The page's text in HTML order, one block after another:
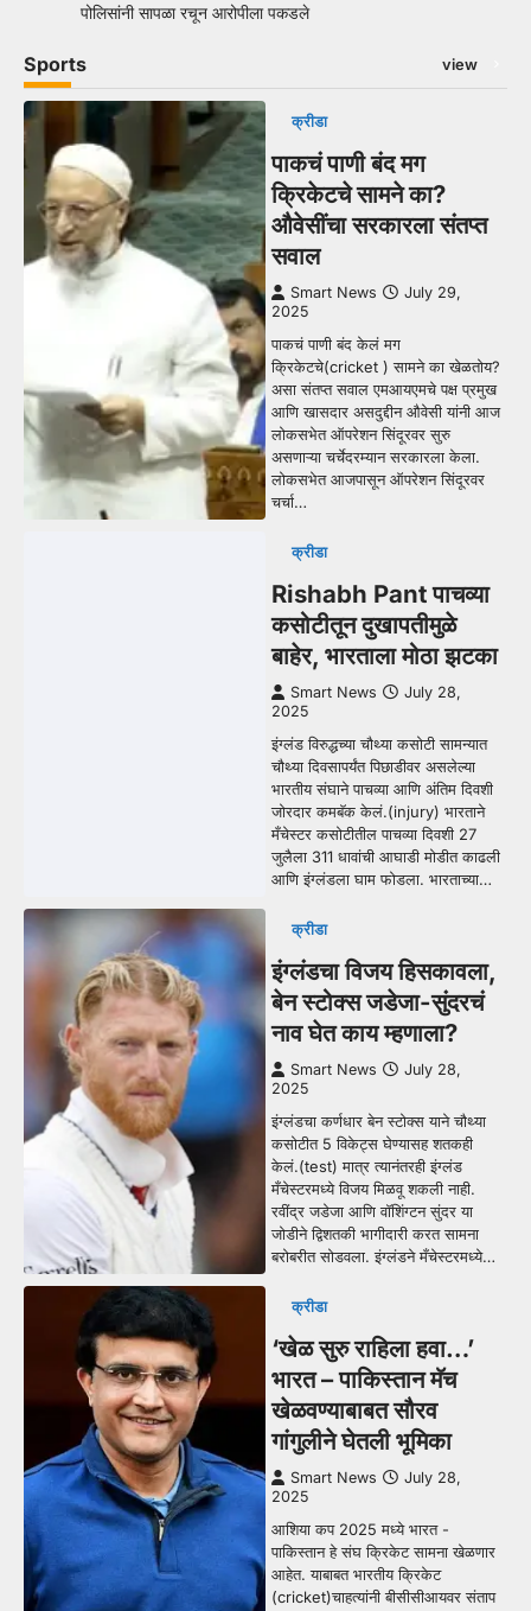
पोलिसांनी सापळा रचून आरोपीला पकडले
Sports view
क्रीडा
पाकचं पाणी बंद मग
क्रिकेटचे सामने का?
औवेसींचा सरकारला संतप्त
सवाल
Smart News
July 29,
2025
पाकचं पाणी बंद केलं मग
क्रिकेटचे(cricket ) सामने का खेळतोय?
असा संतप्त सवाल एमआयएमचे पक्ष प्रमुख
आणि खासदार असदुद्दीन औवेसी यांनी आज
लोकसभेत ऑपरेशन सिंदूरवर सुरु
असणाऱ्या चर्चेदरम्यान सरकारला केला.
लोकसभेत आजपासून ऑपरेशन सिंदूरवर
चर्चा…
क्रीडा
Rishabh Pant पाचव्या
कसोटीतून दुखापतीमुळे
बाहेर, भारताला मोठा झटका
Smart News
July 28,
2025
इंग्लंड विरुद्धच्या चौथ्या कसोटी सामन्यात
चौथ्या दिवसापर्यंत पिछाडीवर असलेल्या
भारतीय संघाने पाचव्या आणि अंतिम दिवशी
जोरदार कमबॅक केलं.(injury) भारताने
मँचेस्टर कसोटीतील पाचव्या दिवशी 27
जुलैला 311 धावांची आघाडी मोडीत काढली
आणि इंग्लंडला घाम फोडला. भारताच्या…
क्रीडा
इंग्लंडचा विजय हिसकावला,
बेन स्टोक्स जडेजा-सुंदरचं
नाव घेत काय म्हणाला?
Smart News
July 28,
2025
इंग्लंडचा कर्णधार बेन स्टोक्स याने चौथ्या
कसोटीत 5 विकेट्स घेण्यासह शतकही
केलं.(test) मात्र त्यानंतरही इंग्लंड
मँचेस्टरमध्ये विजय मिळवू शकली नाही.
रवींद्र जडेजा आणि वॉशिंग्टन सुंदर या
जोडीने द्विशतकी भागीदारी करत सामना
बरोबरीत सोडवला. इंग्लंडने मँचेस्टरमध्ये…
क्रीडा
‘खेळ सुरु राहिला हवा…’
भारत – पाकिस्तान मॅच
खेळवण्याबाबत सौरव
गांगुलीने घेतली भूमिका
Smart News
July 28,
2025
आशिया कप 2025 मध्ये भारत -
पाकिस्तान हे संघ क्रिकेट सामना खेळणार
आहेत. याबाबत भारतीय क्रिकेट
(cricket)चाहत्यांनी बीसीसीआयवर संताप